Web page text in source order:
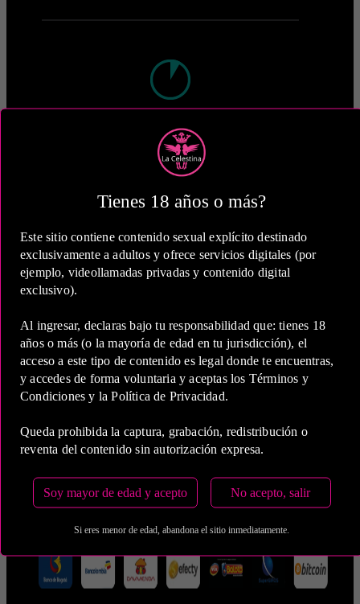
Tienes 18 años o más?
Este sitio contiene contenido sexual explícito destinado
exclusivamente a adultos y ofrece servicios digitales (por
ejemplo, videollamadas privadas y contenido digital
exclusivo).
Al ingresar, declaras bajo tu responsabilidad que: tienes 18
años o más (o la mayoría de edad en tu jurisdicción), el
acceso a este tipo de contenido es legal donde te encuentras,
y accedes de forma voluntaria y aceptas los Términos y
Condiciones y la Política de Privacidad.
Queda prohibida la captura, grabación, redistribución o
reventa del contenido sin autorización expresa.
Soy mayor de edad y acepto No acepto, salir
Si eres menor de edad, abandona el sitio inmediatamente.
1 Hora
COP 600,000.00
2 Horas
5 Horas
COP 2,300,000.00
Estas tarifas incluyen transporte y preservativos
Medio de Pago: